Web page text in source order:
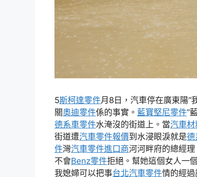
5斯柯達零件月8日，汽車停在廣東陽“
關奧迪零件係的事實。 藍寶堅尼零件”
德系車零件水淹沒的街道上。當汽車材
街道遭汽車零件報價到水浸眼淚就是德
件灣汽車零件進口商河河畔府的總經
不會Benz零件拒絕。幫她這個女人一
我媳婦可以把事台北汽車零件情的經